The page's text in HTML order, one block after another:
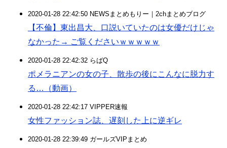
2020-01-28 22:42:50 NEWSまとめもりー｜2chまとめブログ
【不倫】東出昌大、口説いていたのは女優だけじゃ
なかった→ ご覧くださいｗｗｗｗｗ
2020-01-28 22:42:32 らばQ
ポメラニアンの女の子、散歩の後にこんなに脱力す
る…（動画）
2020-01-28 22:42:17 VIPPER速報
女性ファッション誌、遅刻した上に逆ギレ
2020-01-28 22:39:49 ガールズVIPまとめ